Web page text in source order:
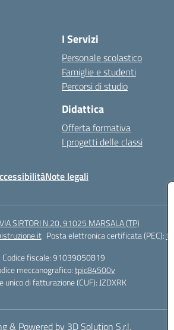
I Servizi
Personale scolastico
Famiglie e studenti
Percorsi di studio
Didattica
Offerta formativa
I progetti delle classi
Note legali
VIA SIRTORI N.20, 91025 MARSALA (TP)
Posta elettronica certificata (PEC):
Codice fiscale: 91039050819
meccanografico:tpic84500v
unico di fatturazione (CUF): JZDXRK
& Powered by 3D Solution S.r.l.